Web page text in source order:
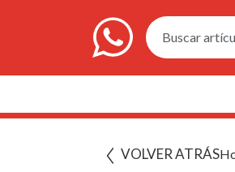
Buscar
VOLVER ATRÁS